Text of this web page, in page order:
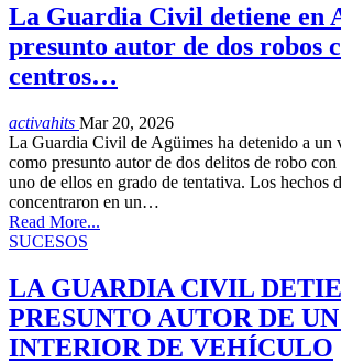
La Guardia Civil detiene en
presunto autor de dos robos
centros…
activahits Mar 20, 2026
La Guardia Civil de Agüimes ha detenido a un
como presunto autor de dos delitos de robo con
uno de ellos en grado de tentativa. Los hechos
concentraron en un…
Read More...
SUCESOS
LA GUARDIA CIVIL
PRESUNTO AUTOR DE
INTERIOR DE VEHÍCULO